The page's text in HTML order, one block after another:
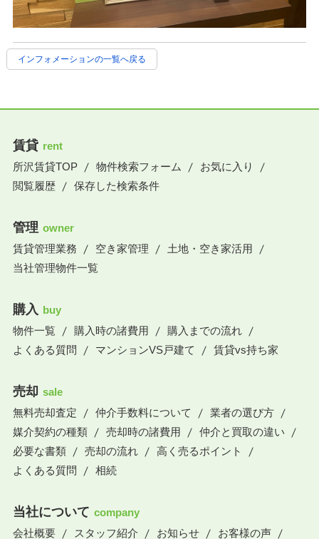
インフォメーションの一覧へ戻る
賃貸 rent
所沢賃貸TOP
物件検索フォーム
お気に入り
閲覧履歴
保存した検索条件
管理 owner
賃貸管理業務
空き家管理
土地・空き家活用
当社管理物件一覧
購入 buy
物件一覧
購入時の諸費用
購入までの流れ
よくある質問
マンションVS戸建て 賃貸vs持ち家
売却 sale
無料売却査定
仲介手数料について
業者の選び方
媒介契約の種類
売却時の諸費用
仲介と買取の違い
必要な書類
売却の流れ
高く売るポイント
よくある質問
相続
当社について company
会社概要
スタッフ紹介 お知らせ
お客様の声